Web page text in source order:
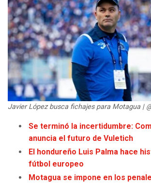
COPA SUDAMERICANA
LIGA BETPLAY
OTRAS LIGAS
BENGALS
BROWNS
STEELERS
TEXANS
COLTS
JAGUARS
TITANS
BUCKS
HAWKS
HORNETS
HEAT
MAGIC
WIZARDS
WARRIORS
Javier López busca fichajes para Motagua |
Se terminó la incertidumbre:
anuncia el futuro de Vuletich
El hondureño Luis Palma hace
fútbol europeo
Motagua se impone en los